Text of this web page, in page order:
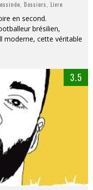
, Dossiers, Livre
en second.
brésilien,
moderne, cette véritable
3.5